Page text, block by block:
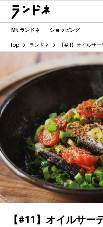
Mt.ランドネ ショッピング
Top ランドネ 【#11】オイルサ
【#11】オイルサ